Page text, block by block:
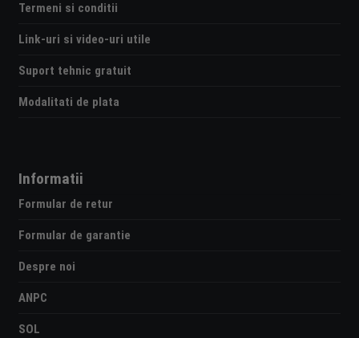
Termeni si conditii
Link-uri si video-uri utile
Suport tehnic gratuit
Modalitati de plata
Informatii
Formular de retur
Formular de garantie
Despre noi
ANPC
SOL